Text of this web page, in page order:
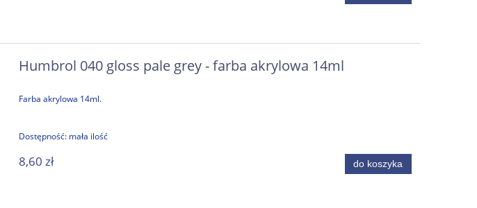
Humbrol 040 gloss pale grey - farba akrylowa 14ml
Farba akrylowa 14ml.
Dostępność: mała ilość
8,60 zł do koszyka